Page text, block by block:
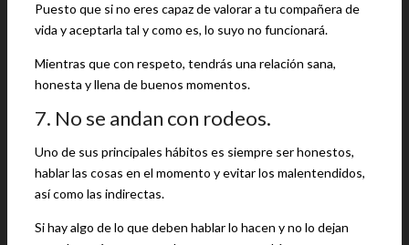
Puesto que si no eres capaz de valorar a tu compañera de
vida y aceptarla tal y como es, lo suyo no funcionará.
Mientras que con respeto, tendrás una relación sana,
honesta y llena de buenos momentos.
7. No se andan con rodeos.
Uno de sus principales hábitos es siempre ser honestos,
hablar las cosas en el momento y evitar los malentendidos,
así como las indirectas.
Si hay algo de lo que deben hablar lo hacen y no lo dejan